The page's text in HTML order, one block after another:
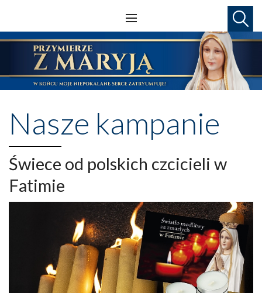
Nasze kampanie
Świece od polskich czcicieli w
Fatimie